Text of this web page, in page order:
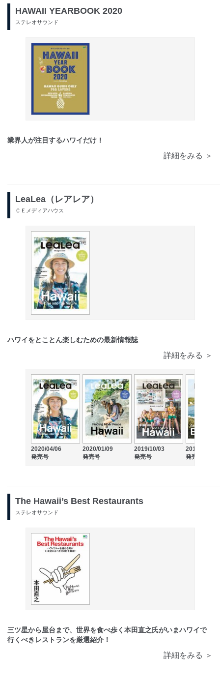
HAWAII YEARBOOK 2020
ステレオサウンド
業界人が注目するハワイだけ！
詳細をみる ＞
LeaLea（レアレア）
ＣＥメディアハウス
ハワイをとことん楽しむための最新情報誌
詳細をみる ＞
2020/04/06
発売号
2020/01/09
発売号
2019/10/03
発売号
2019/07/04
発売号
The Hawaii’s Best Restaurants
ステレオサウンド
三ツ星から屋台まで、世界を食べ歩く本田直之氏がいまハワイで
行くべきレストランを厳選紹介！
詳細をみる ＞